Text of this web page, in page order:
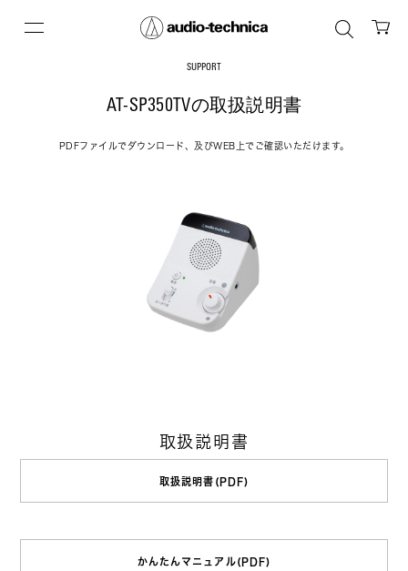
SUPPORT
AT-SP350TVの取扱説明書
PDFファイルでダウンロード、及びWEB上でご確認いただけます。
取扱説明書
取扱説明書(PDF)
かんたんマニュアル(PDF)